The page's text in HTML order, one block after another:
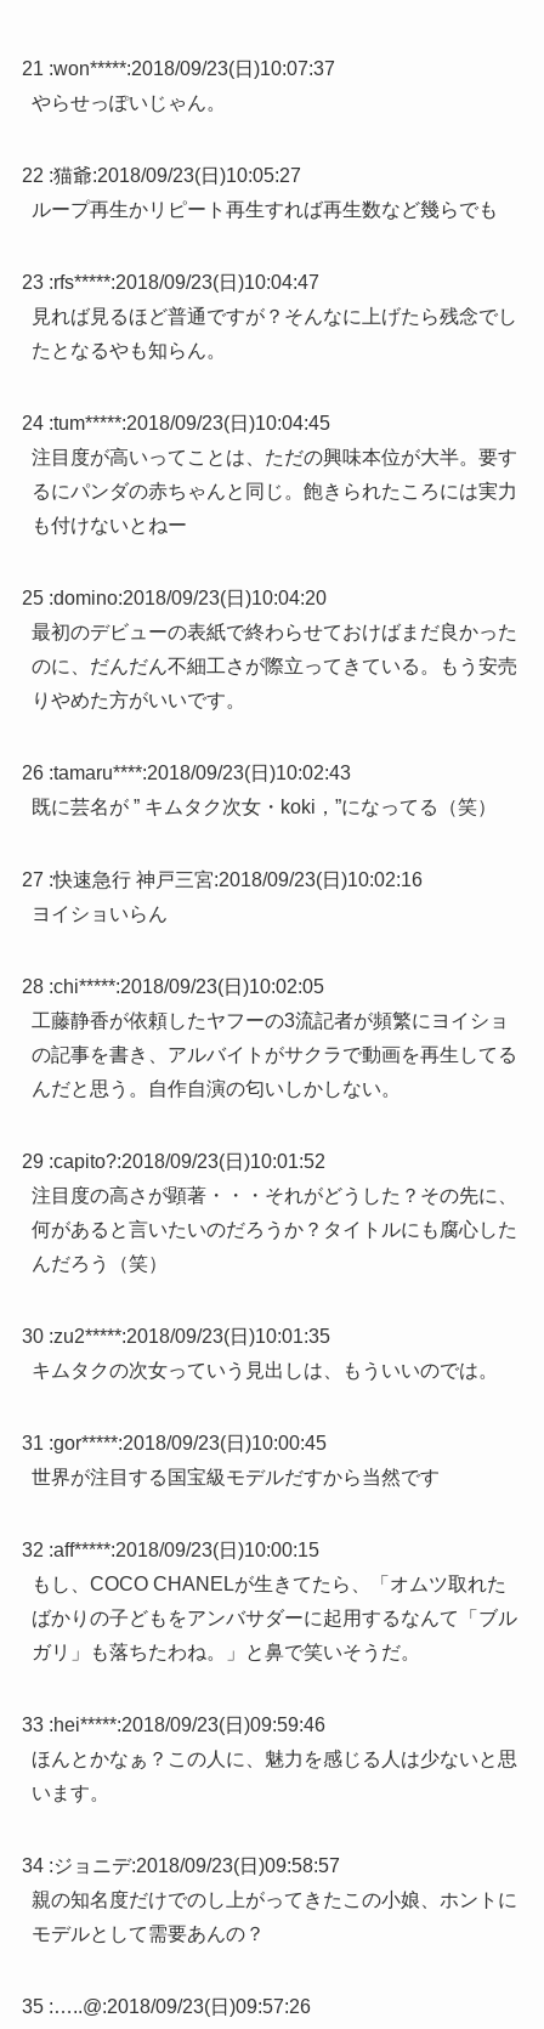
21 :won*****:2018/09/23(日)10:07:37
やらせっぽいじゃん。
22 :猫爺:2018/09/23(日)10:05:27
ループ再生かリピート再生すれば再生数など幾らでも
23 :rfs*****:2018/09/23(日)10:04:47
見れば見るほど普通ですが？そんなに上げたら残念でし
たとなるやも知らん。
24 :tum*****:2018/09/23(日)10:04:45
注目度が高いってことは、ただの興味本位が大半。要す
るにパンダの赤ちゃんと同じ。飽きられたころには実力
も付けないとねー
25 :domino:2018/09/23(日)10:04:20
最初のデビューの表紙で終わらせておけばまだ良かった
のに、だんだん不細工さが際立ってきている。もう安売
りやめた方がいいです。
26 :tamaru****:2018/09/23(日)10:02:43
既に芸名が ” キムタク次女・koki，”になってる（笑）
27 :快速急行 神戸三宮:2018/09/23(日)10:02:16
ヨイショいらん
28 :chi*****:2018/09/23(日)10:02:05
工藤静香が依頼したヤフーの3流記者が頻繁にヨイショ
の記事を書き、アルバイトがサクラで動画を再生してる
んだと思う。自作自演の匂いしかしない。
29 :capito?:2018/09/23(日)10:01:52
注目度の高さが顕著・・・それがどうした？その先に、
何があると言いたいのだろうか？タイトルにも腐心した
んだろう（笑）
30 :zu2*****:2018/09/23(日)10:01:35
キムタクの次女っていう見出しは、もういいのでは。
31 :gor*****:2018/09/23(日)10:00:45
世界が注目する国宝級モデルだすから当然です
32 :aff*****:2018/09/23(日)10:00:15
もし、COCO CHANELが生きてたら、「オムツ取れた
ばかりの子どもをアンバサダーに起用するなんて「ブル
ガリ」も落ちたわね。」と鼻で笑いそうだ。
33 :hei*****:2018/09/23(日)09:59:46
ほんとかなぁ？この人に、魅力を感じる人は少ないと思
います。
34 :ジョニデ:2018/09/23(日)09:58:57
親の知名度だけでのし上がってきたこの小娘、ホントに
モデルとして需要あんの？
35 :…..@:2018/09/23(日)09:57:26